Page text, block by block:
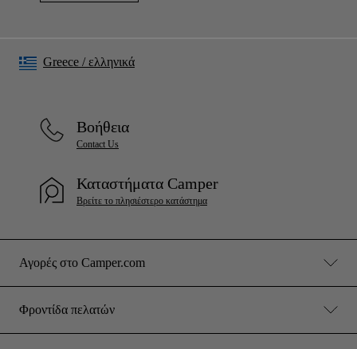
Αγορές στο Camper.com
Φροντίδα πελατών
Βοήθεια
Contact Us
Καταστήματα Camper
Βρείτε το πλησιέστερο κατάστημα
Greece /ελληνικά